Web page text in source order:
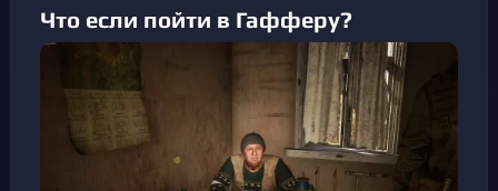
Что если пойти в Гафферу?